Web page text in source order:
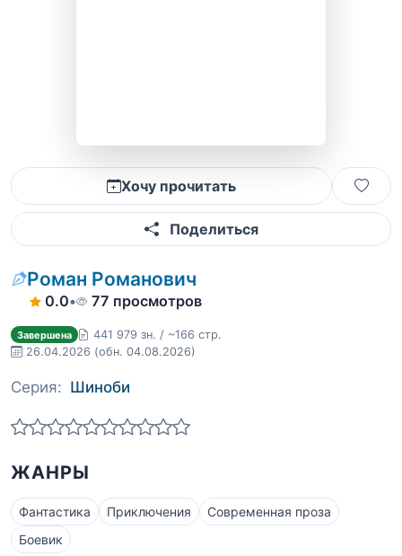
Хочу прочитать
Поделиться
Роман Романович
0.0• 77 просмотров
Завершена
441 979 зн. / ~166 стр.
26.04.2026 (обн. 04.08.2026)
Серия: Шиноби
ЖАНРЫ
Фантастика Приключения
Современная проза
Боевик